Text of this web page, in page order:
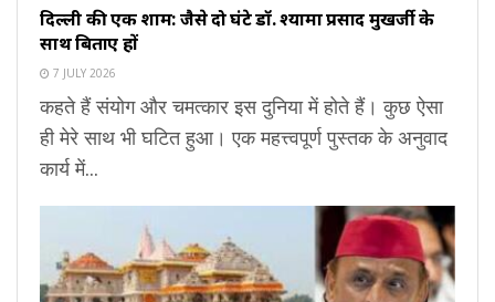
दिल्ली की एक शाम: जैसे दो घंटे डॉ. श्यामा प्रसाद मुखर्जी के
साथ बिताए हों
7 JULY 2026
कहते हैं संयोग और चमत्कार इस दुनिया में होते हैं। कुछ ऐसा
ही मेरे साथ भी घटित हुआ। एक महत्त्वपूर्ण पुस्तक के अनुवाद
कार्य में...